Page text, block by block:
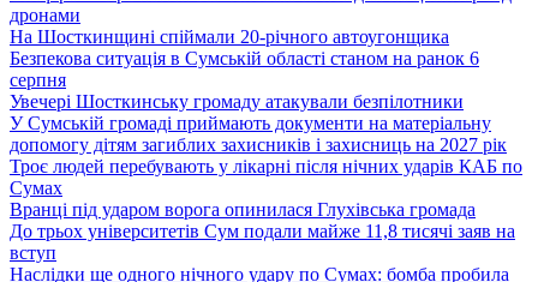
дронами
На Шосткинщині спіймали 20-річного автоугонщика
Безпекова ситуація в Сумській області станом на ранок 6
серпня
Увечері Шосткинську громаду атакували безпілотники
У Сумській громаді приймають документи на матеріальну
допомогу дітям загиблих захисників і захисниць на 2027 рік
Троє людей перебувають у лікарні після нічних ударів КАБ по
Сумах
Вранці під ударом ворога опинилася Глухівська громада
До трьох університетів Сум подали майже 11,8 тисячі заяв на
вступ
Наслідки ще одного нічного удару по Сумах: бомба пробила